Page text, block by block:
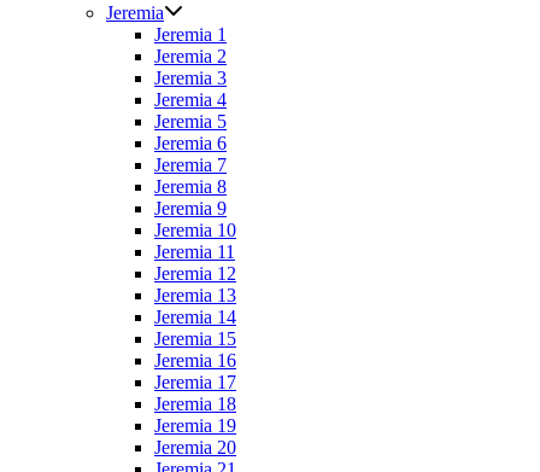
Jeremia
Jeremia 1
Jeremia 2
Jeremia 3
Jeremia 4
Jeremia 5
Jeremia 6
Jeremia 7
Jeremia 8
Jeremia 9
Jeremia 10
Jeremia 11
Jeremia 12
Jeremia 13
Jeremia 14
Jeremia 15
Jeremia 16
Jeremia 17
Jeremia 18
Jeremia 19
Jeremia 20